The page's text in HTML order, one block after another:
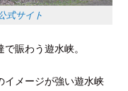
式サイト
賑わう遊水峡。
イメージが強い遊水峡